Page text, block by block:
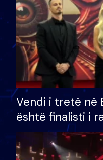
Vendi i tretë në
është finalisti i